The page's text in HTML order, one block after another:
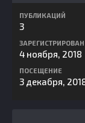
ПУБЛИКАЦИЙ
3
ЗАРЕГИСТРИРОВАН
4 ноября, 2018
ПОСЕЩЕНИЕ
3 декабря,